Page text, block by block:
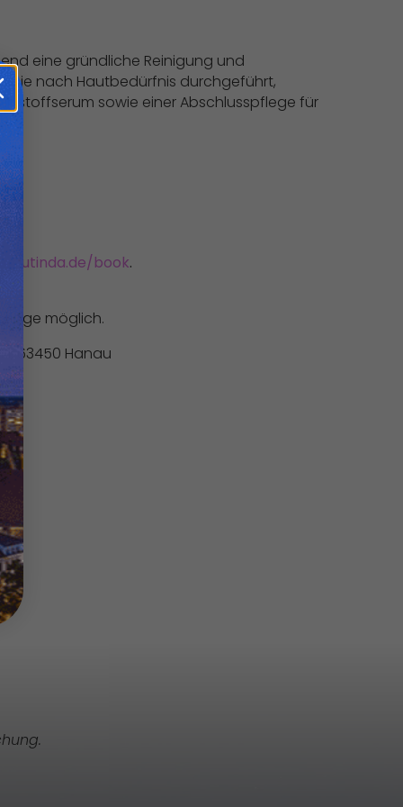
eine gründliche Reinigung und
je nach Hautbedürfnis durchgeführt,
sowie einer Abschlusspflege für
beautinda.de/book.
möglich.
63450 Hanau